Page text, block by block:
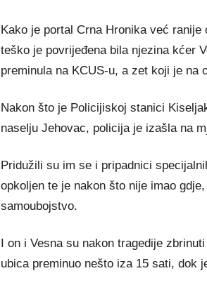
Kako je portal Crna Hronika već
teško je povrijeđena bila njezina kćer
preminula na KCUS-u, a zet koji je na
Nakon što je Policijiskoj stanici
naselju Jehovac, policija je izašla na
Pridužili su im se i pripadnici
opkoljen te je nakon što nije imao
samoubojstvo.
I on i Vesna su nakon tragedije
ubica preminuo nešto iza 15 sati, dok